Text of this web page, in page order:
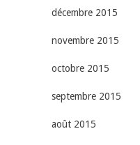
décembre 2015
novembre 2015
octobre 2015
septembre 2015
août 2015